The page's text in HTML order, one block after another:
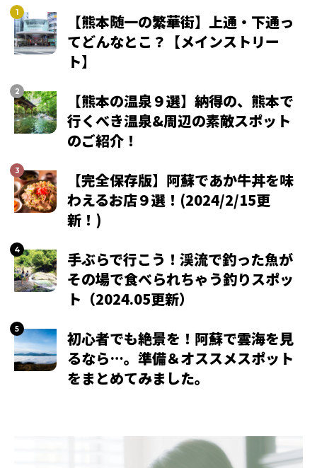
【熊本随一の繁華街】上通・下通っ
てどんなとこ？【メインストリー
ト】
【熊本の温泉９選】納得の、熊本で
行くべき温泉&周辺の素敵スポット
のご紹介！
【完全保存版】阿蘇であか牛丼を味
わえるお店９選！(2024/2/15更
新！)
手ぶらで行こう！渓流で釣った魚が
その場で食べられちゃう釣りスポッ
ト（2024.05更新）
初心者でも絶景を！阿蘇で雲海を見
るなら…。準備＆オススメスポット
をまとめてみました。